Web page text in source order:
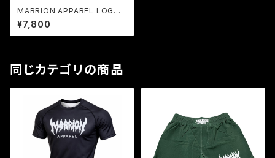
MARRION APPAREL LOGO
SHORT SPATS - BLACK
¥7,800
同じカテゴリの商品